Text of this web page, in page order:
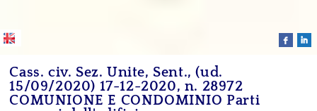
Cass. civ. Sez. Unite, Sent., (ud.
15/09/2020) 17-12-2020, n. 28972
COMUNIONE E CONDOMINIO Parti